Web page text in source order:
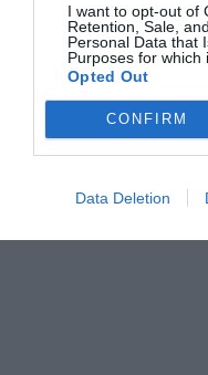
I want to opt-out of
Retention, Sale,
Personal Data that
Purposes for which
Opted Out
CONFIRM
Data Deletion